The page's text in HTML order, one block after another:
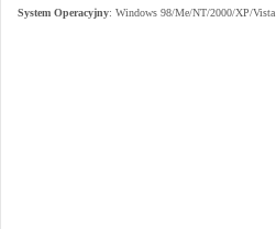
System Operacyjny: Windows 98/Me/NT/2000/XP/Vista